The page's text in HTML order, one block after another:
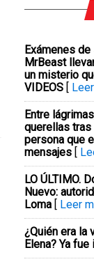
Exámenes
MrBeast
un misterio
VIDEOS [
Entre
querellas tras
persona que
mensajes [
LO ÚLTIMO.
Nuevo:
Loma [ Leer
¿Quién era la
Elena? Ya